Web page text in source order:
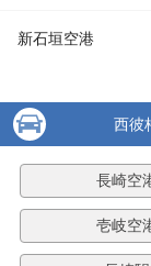
新石垣空港
西彼
長崎空
壱岐空